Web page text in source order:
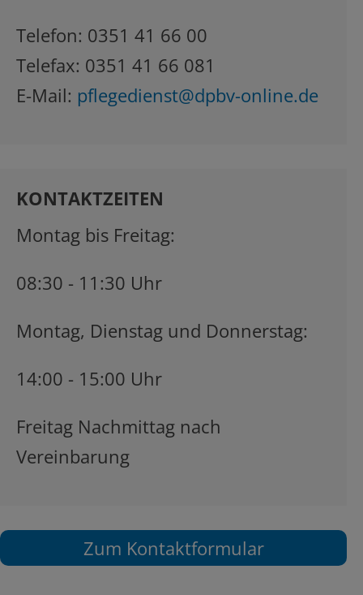
Telefon: 0351 41 66 00
Telefax: 0351 41 66 081
E-Mail: pflegedienst@dpbv-online.de
KONTAKTZEITEN
Montag bis Freitag:
08:30 - 11:30 Uhr
Montag, Dienstag und Donnerstag:
14:00 - 15:00 Uhr
Freitag Nachmittag nach
Vereinbarung
Zum Kontaktformular